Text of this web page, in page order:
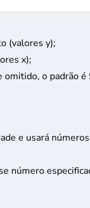
(valores y);
x);
omitido, o padrão é
e usará
número